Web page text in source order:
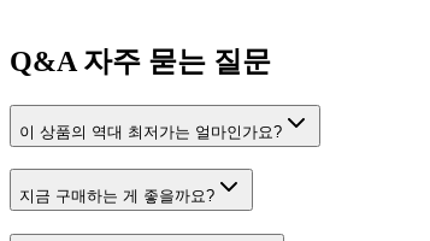
Q&A 자주 묻는 질문
이 상품의 역대 최저가는 얼마인가요?
지금 구매하는 게 좋을까요?